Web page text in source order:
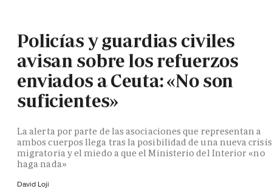
Policías y guardias civiles
avisan sobre los refuerzos
enviados a Ceuta: «No son
suficientes»
La alerta por parte de las asociaciones que representan a
ambos cuerpos llega tras la posibilidad de una nueva crisis
migratoria y el miedo a que el Ministerio del Interior «no
haga nada»
David Loji